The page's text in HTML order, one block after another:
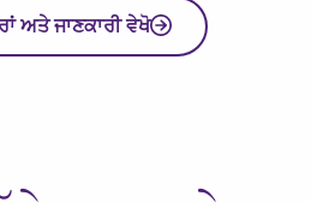
ਅਤੇ ਜਾਣਕਾਰੀ ਵੇਖੋ